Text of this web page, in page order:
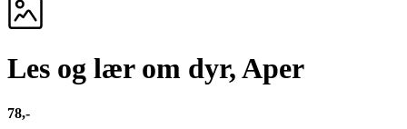
Les og lær om dyr, Aper
78,-